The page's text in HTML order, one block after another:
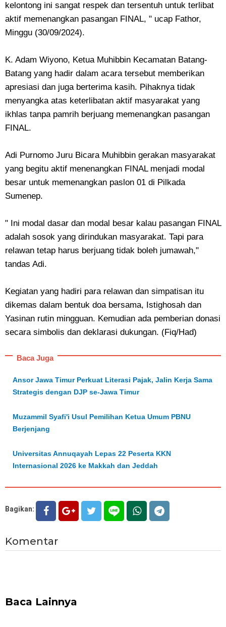
kelontong ini sangat respek dan tersentuh untuk terlibat
aktif memenangkan pasangan FINAL, " ucap Fathor,
Minggu (30/09/2024).
K. Adam Wiyono, Ketua Muhibbin Kecamatan Batang-
Batang yang hadir dalam acara tersebut memberikan
apresiasi dan juga berterima kasih. Pihaknya tidak
menyangka atas keterlibatan aktif masyarakat yang
ikhlas tanpa pamrih berjuang memenangkan pasangan
FINAL.
Adi Purnomo Juru Bicara Muhibbin gerakan masyarakat
yang begitu aktif menenangkan FINAL menjadi modal
besar untuk memenangkan paslon 01 di Pilkada
Sumenep.
" Ini modal dasar dan modal besar kalau pasangan FINAL
adalah sosok yang dirindukan masyarakat. Tapi para
relawan tetap harus berjuang tidak boleh jumawah,"
tandas Adi.
Kegiatan yang hadiri para relawan dan simpatisan itu
dikemas dalam bentuk doa bersama, Istighosah dan
Yasinan rutin mingguan. Kemudian ada pemberian donasi
secara simbolis dan deklarasi dukungan. (Fiq/Had)
Baca Juga
Ansor Jawa Timur Perkuat Literasi Pajak, Jalin Kerja Sama
Strategis dengan DJP se-Jawa Timur
Muzammil Syafi'i Usul Pemilihan Ketua Umum PBNU
Berjenjang
Universitas Annuqayah Lepas 22 Peserta KKN
Internasional 2026 ke Makkah dan Jeddah
Bagikan:
Komentar
Baca Lainnya